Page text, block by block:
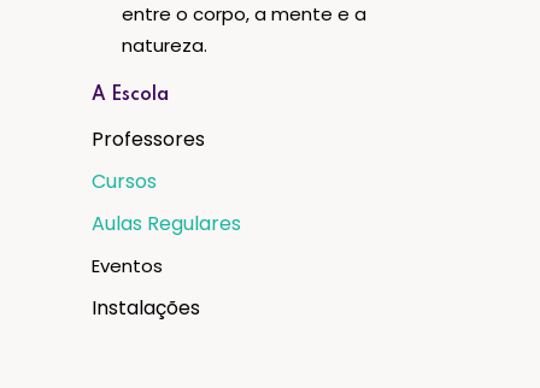
entre o corpo, a mente e a
natureza.
A Escola
Professores
Cursos
Aulas Regulares
Eventos
Instalações